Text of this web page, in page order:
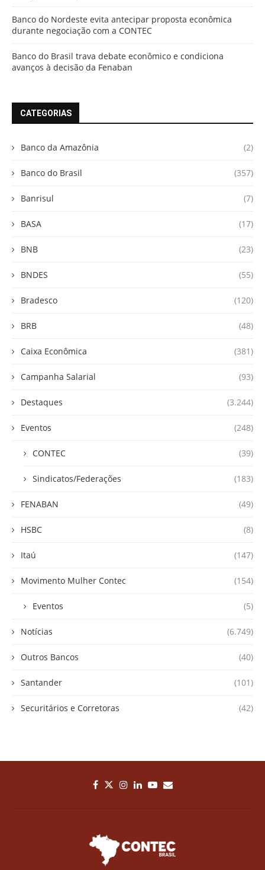
Banco do Nordeste evita antecipar proposta econômica
durante negociação com a CONTEC
Banco do Brasil trava debate econômico e condiciona
avanços à decisão da Fenaban
CATEGORIAS
Banco da Amazônia (2)
Banco do Brasil (357)
Banrisul (7)
BASA (17)
BNB (23)
BNDES (55)
Bradesco (120)
BRB (48)
Caixa Econômica (381)
Campanha Salarial (93)
Destaques (3.244)
Eventos (248)
CONTEC (39)
Sindicatos/Federações (183)
FENABAN (49)
HSBC (8)
Itaú (147)
Movimento Mulher Contec (154)
Eventos (5)
Notícias (6.749)
Outros Bancos (40)
Santander (101)
Securitários e Corretoras (42)